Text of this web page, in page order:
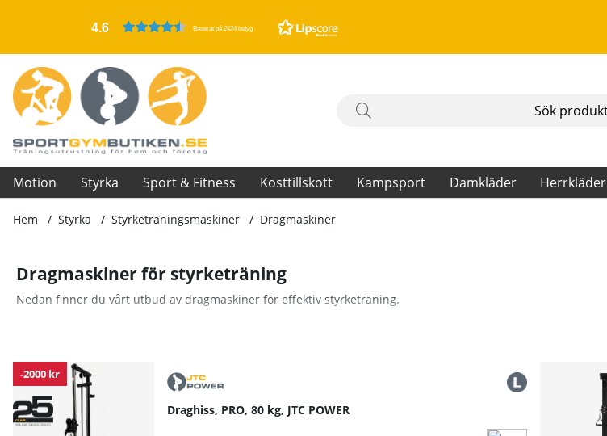
4.6 Baserat på 2424 betyg
Motion Styrka Sport & Fitness Kosttillskott Kampsport Damkläder Herrkläder
Hem Styrka Styrketräningsmaskiner Dragmaskiner
Dragmaskiner för styrketräning
Nedan finner du vårt utbud av dragmaskiner för effektiv styrketräning.
-2000 kr
Draghiss, PRO, 80 kg, JTC POWER